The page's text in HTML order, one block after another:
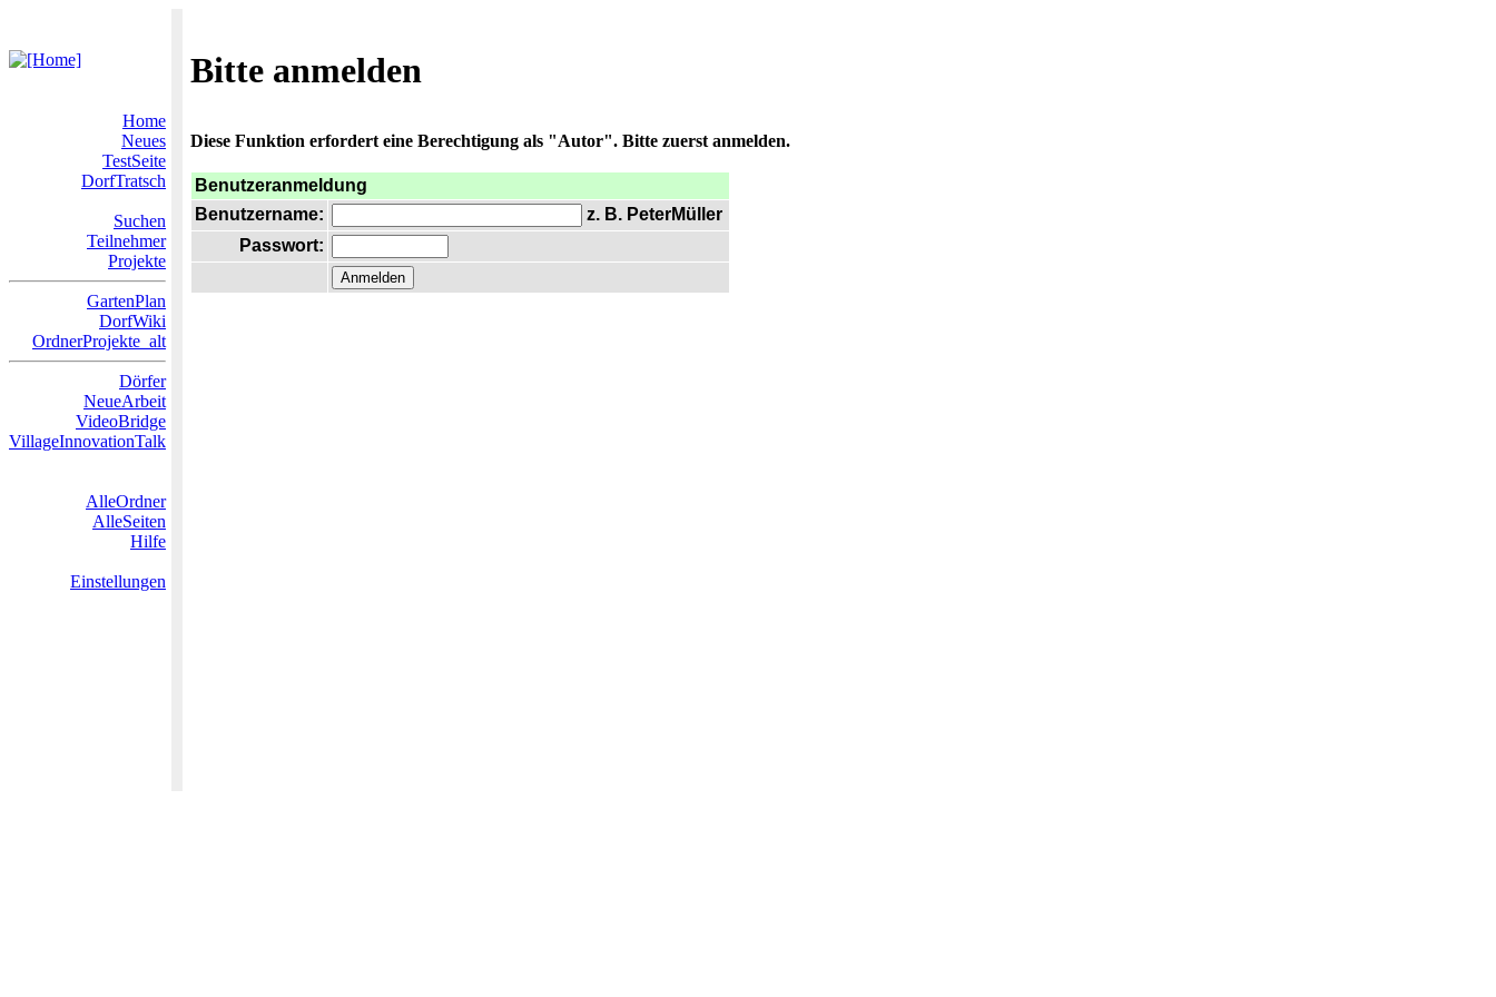
Bitte anmelden
Home
Neues
TestSeite
DorfTratsch
Suchen
Teilnehmer
Projekte
GartenPlan
DorfWiki
OrdnerProjekte_alt
Dörfer
NeueArbeit
VideoBridge
VillageInnovationTalk
AlleOrdner
AlleSeiten
Hilfe
Einstellungen
Diese Funktion erfordert eine Berechtigung als "Autor". Bitte zuerst anmelden.
Benutzeranmeldung
Benutzername:
z. B. PeterMüller
Passwort: